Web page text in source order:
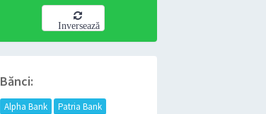
Inversează
Bănci:
Alpha Bank
Patria Bank